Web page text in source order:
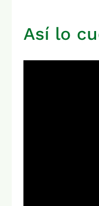
Así lo